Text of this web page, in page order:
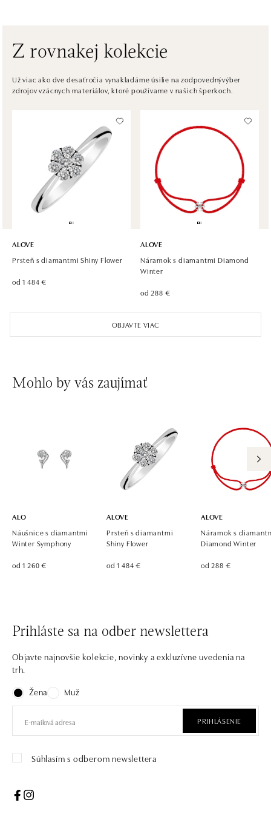
HALADA Česká, Brno
Česká 23, 602 00 Brno
tel.: +420602443261
HALADA OC Avion, Ostrava
Rudná 3114/114, 700 30 Ostrava-Zábřeh
tel.: +420605174749
zajtra otvorené od 09:00
Z rovnakej kolekcie
Už viac ako dve desaťročia vynakladáme úsilie na zodpovednývýber
zdrojov vzácnych materiálov, ktoré používame v našich šperkoch.
OBJAVTE VIAC
ALOVE
Prsteň s diamantmi Shiny Flower
od 1 484 €
ALOVE
Náramok s diamantmi Diamond
Winter
od 288 €
Mohlo by vás zaujímať
ALO
Náušnice s diamantmi
Winter Symphony
od 1 260 €
ALOVE
Prsteň s diamantmi
Shiny Flower
od 1 484 €
ALOVE
Náramok s
Diamond Winter
od 288 €
Prihláste sa na odber newslettera
Objavte najnovšie kolekcie, novinky a exkluzívne uvedenia na
trh.
Žena
Muž
PRIHLÁSENIE
Súhlasím s odberom newslettera